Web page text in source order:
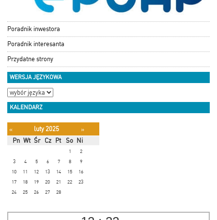
Poradnik inwestora
Poradnik interesanta
Przydatne strony
WERSJA JĘZYKOWA
KALENDARZ
« luty 2025
»
Pn Wt Śr Cz Pt So Ni
1
2
3
4 5 6 7 8
9
10
11 12 13 14 15
16
17
18 19 20 21 22
23
24
25 26 27 28